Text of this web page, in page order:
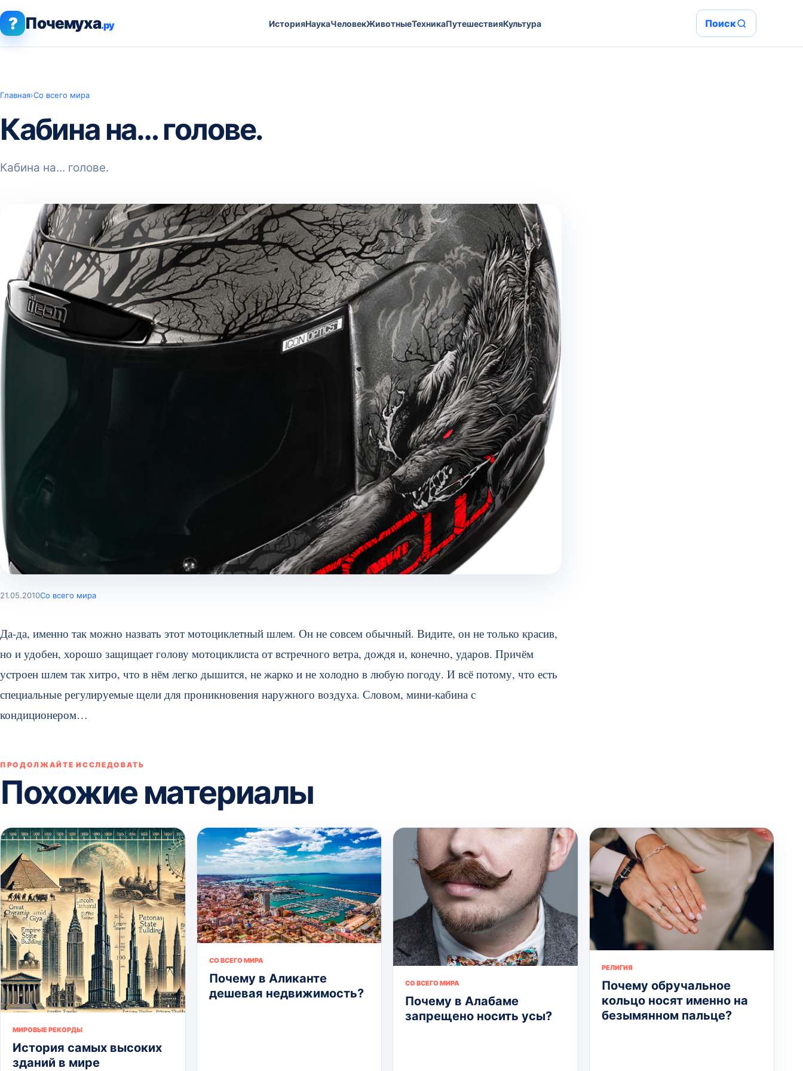
? Почемуха.ру ИсторияНаукаЧеловекЖивотныеТехникаПутешествияКультура Поиск
Главная›Со всего мира
Кабина на… голове.
Кабина на... голове.
21.05.2010Со всего мира
Да-да, именно так можно назвать этот мотоциклетный шлем. Он не совсем обычный. Видите, он не только красив,
но и удобен, хорошо защищает голову мотоциклиста от встречного ветра, дождя и, конечно, ударов. Причём
устроен шлем так хитро, что в нём легко дышится, не жарко и не холодно в любую погоду. И всё потому, что есть
специальные регулируемые щели для проникновения наружного воздуха. Словом, мини-кабина с
кондиционером…
ПРОДОЛЖАЙТЕ ИССЛЕДОВАТЬ
Похожие материалы
МИРОВЫЕ РЕКОРДЫ
История самых высоких
зданий в мире
СО ВСЕГО МИРА
Почему в Аликанте
дешевая недвижимость?
СО ВСЕГО МИРА
Почему в Алабаме
запрещено носить усы?
РЕЛИГИЯ
Почему обручальное
кольцо носят именно на
безымянном пальце?